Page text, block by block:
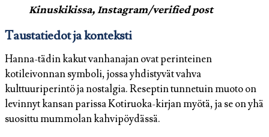
Kinuskikissa, Instagram/verified post
Taustatiedot ja konteksti
Hanna-tädin kakut vanhanajan ovat perinteinen
kotileivonnan symboli, jossa yhdistyvät vahva
kulttuuriperintö ja nostalgia. Reseptin tunnetuin muoto on
levinnyt kansan parissa Kotiruoka-kirjan myötä, ja se on yhä
suosittu mummolan kahvipöydässä.